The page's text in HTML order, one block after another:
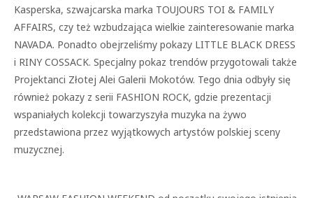
Kasperska, szwajcarska marka TOUJOURS TOI & FAMILY
AFFAIRS, czy też wzbudzająca wielkie zainteresowanie marka
NAVADA. Ponadto obejrzeliśmy pokazy LITTLE BLACK DRESS
i RINY COSSACK. Specjalny pokaz trendów przygotowali także
Projektanci Złotej Alei Galerii Mokotów. Tego dnia odbyły się
również pokazy z serii FASHION ROCK, gdzie prezentacji
wspaniałych kolekcji towarzyszyła muzyka na żywo
przedstawiona przez wyjątkowych artystów polskiej sceny
muzycznej.